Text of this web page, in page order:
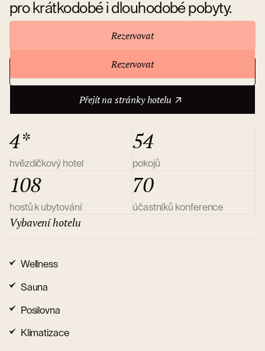
pro krátkodobé i dlouhodobé pobyty.
Rezervovat
Rezervovat
Přejít na stránky hotelu
Přejít na stránky hotelu
4*
hvězdičkový hotel
54
pokojů
108
hostů k ubytování
70
účastníků konference
Vybavení hotelu
Wellness
Sauna
Posilovna
Klimatizace